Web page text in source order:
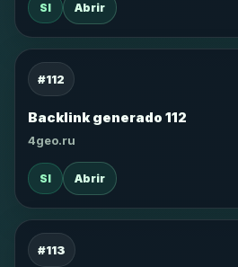
SI Abrir
#112
Backlink generado 112
4geo.ru
SI Abrir
#113